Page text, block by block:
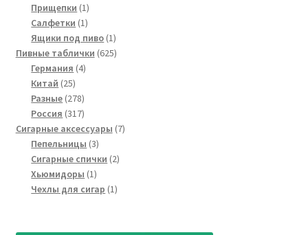
Прищепки 11
товар
Салфетки 11
товар
Ящики под пиво 11
товар
Пивные таблички 625625
Германия 44
Китай 2525
товаров
Разные 278278
товаров
Россия 317317
товаров
Сигарные аксессуары 77
Пепельницы 33
товара
Сигарные спички 22
Хьюмидоры 11
товар
Чехлы для сигар 11